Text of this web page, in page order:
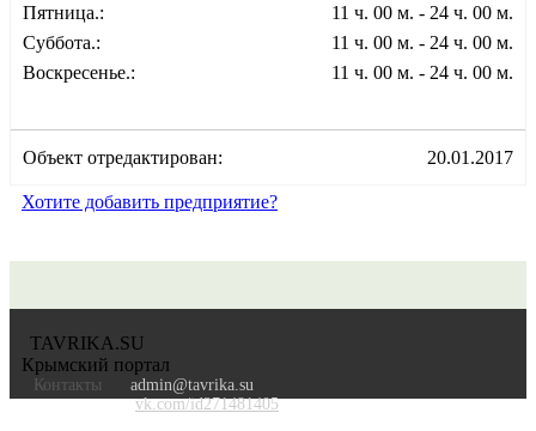
Пятница.:
11 ч. 00 м. - 24 ч. 00 м.
Суббота.:
11 ч. 00 м. - 24 ч. 00 м.
Воскресенье.:
11 ч. 00 м. - 24 ч. 00 м.
Объект отредактирован: 20.01.2017
Хотите добавить предприятие?
TAVRIKA.SU
Крымский портал
Контакты
admin@tavrika.su
vk.com/id271481405